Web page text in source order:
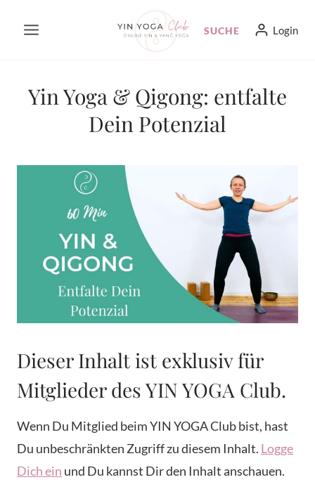
Inhalt
SUCHE Login
Yin Yoga & Qigong: entfalte
Dein Potenzial
Dieser Inhalt ist exklusiv für
Mitglieder des YIN YOGA Club.
Wenn Du Mitglied beim YIN YOGA Club bist, hast
Du unbeschränkten Zugriff zu diesem Inhalt. Logge
Dich ein und Du kannst Dir den Inhalt anschauen.